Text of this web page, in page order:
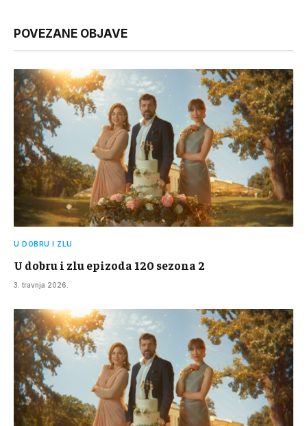
POVEZANE OBJAVE
U DOBRU I ZLU
U dobru i zlu epizoda 120 sezona 2
3. travnja 2026.